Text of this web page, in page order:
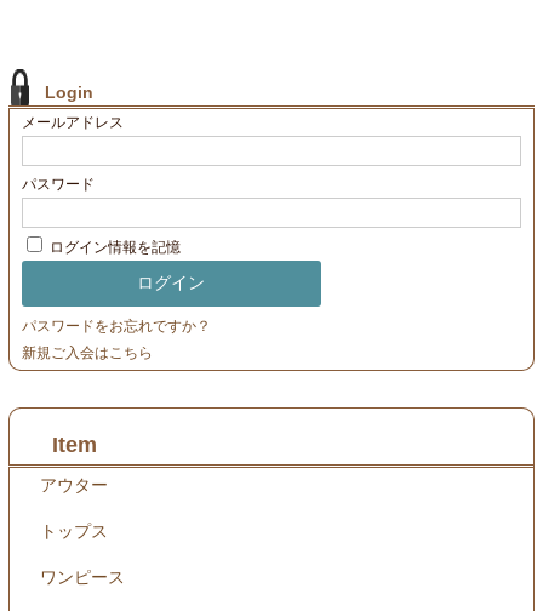
Login
メールアドレス
パスワード
ログイン情報を記憶
パスワードをお忘れですか？
新規ご入会はこちら
Item
アウター
トップス
ワンピース